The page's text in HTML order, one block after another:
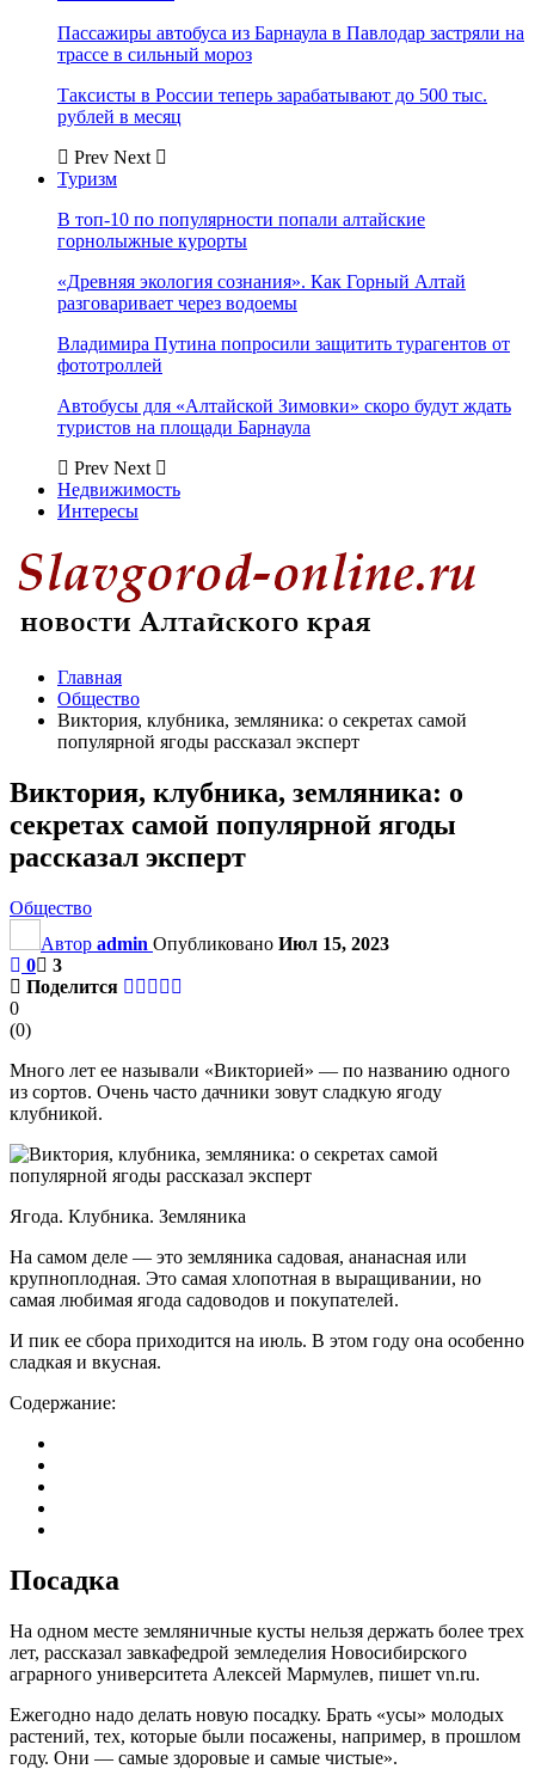
Пассажиры автобуса из Барнаула в Павлодар застряли на
трассе в сильный мороз
Таксисты в России теперь зарабатывают до 500 тыс.
рублей в месяц
Prev Next
Туризм
В топ-10 по популярности попали алтайские
горнолыжные курорты
«Древняя экология сознания». Как Горный Алтай
разговаривает через водоемы
Владимира Путина попросили защитить турагентов от
фототроллей
Автобусы для «Алтайской Зимовки» скоро будут ждать
туристов на площади Барнаула
Prev Next
Недвижимость
Интересы
Главная
Общество
Виктория, клубника, земляника: о секретах самой
популярной ягоды рассказал эксперт
Виктория, клубника, земляника: о
секретах самой популярной ягоды
рассказал эксперт
Общество
Автор admin Опубликовано Июл 15, 2023
0
3
Поделится
0
(0)
Много лет ее называли «Викторией» — по названию одного
из сортов. Очень часто дачники зовут сладкую ягоду
клубникой.
Ягода. Клубника. Земляника
На самом деле — это земляника садовая, ананасная или
крупноплодная. Это самая хлопотная в выращивании, но
самая любимая ягода садоводов и покупателей.
И пик ее сбора приходится на июль. В этом году она особенно
сладкая и вкусная.
Содержание:
Посадка
На одном месте земляничные кусты нельзя держать более трех
лет, рассказал завкафедрой земледелия Новосибирского
аграрного университета Алексей Мармулев, пишет vn.ru.
Ежегодно надо делать новую посадку. Брать «усы» молодых
растений, тех, которые были посажены, например, в прошлом
году. Они — самые здоровые и самые чистые».